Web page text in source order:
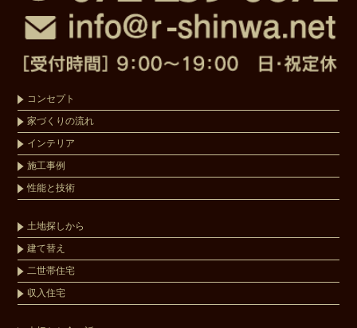
コンセプト
家づくりの流れ
インテリア
施工事例
性能と技術
土地探しから
建て替え
二世帯住宅
収入住宅